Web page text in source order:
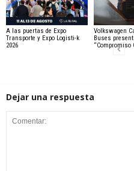
A las puertas de Expo
Transporte y Expo Logisti-k
2026
Volkswagen
Buses
“Compromiso
Dejar una respuesta